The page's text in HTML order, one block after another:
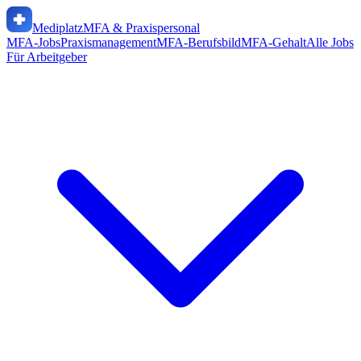
MediplatzMFA & Praxispersonal
MFA-JobsPraxismanagementMFA-BerufsbildMFA-GehaltAlle Jobs
Für Arbeitgeber